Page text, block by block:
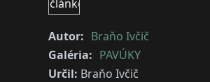
Autor: Braňo Ivčič
Galéria: PAVÚKY
Určil: Braňo Ivčič